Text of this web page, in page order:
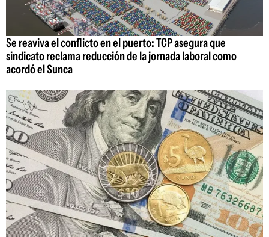
Se reaviva el conflicto en el puerto: TCP asegura que
sindicato reclama reducción de la jornada laboral como
acordó el Sunca